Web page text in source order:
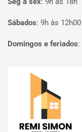
Sábados: 9h às 12h00
Domingos e feriados:
Página inicial